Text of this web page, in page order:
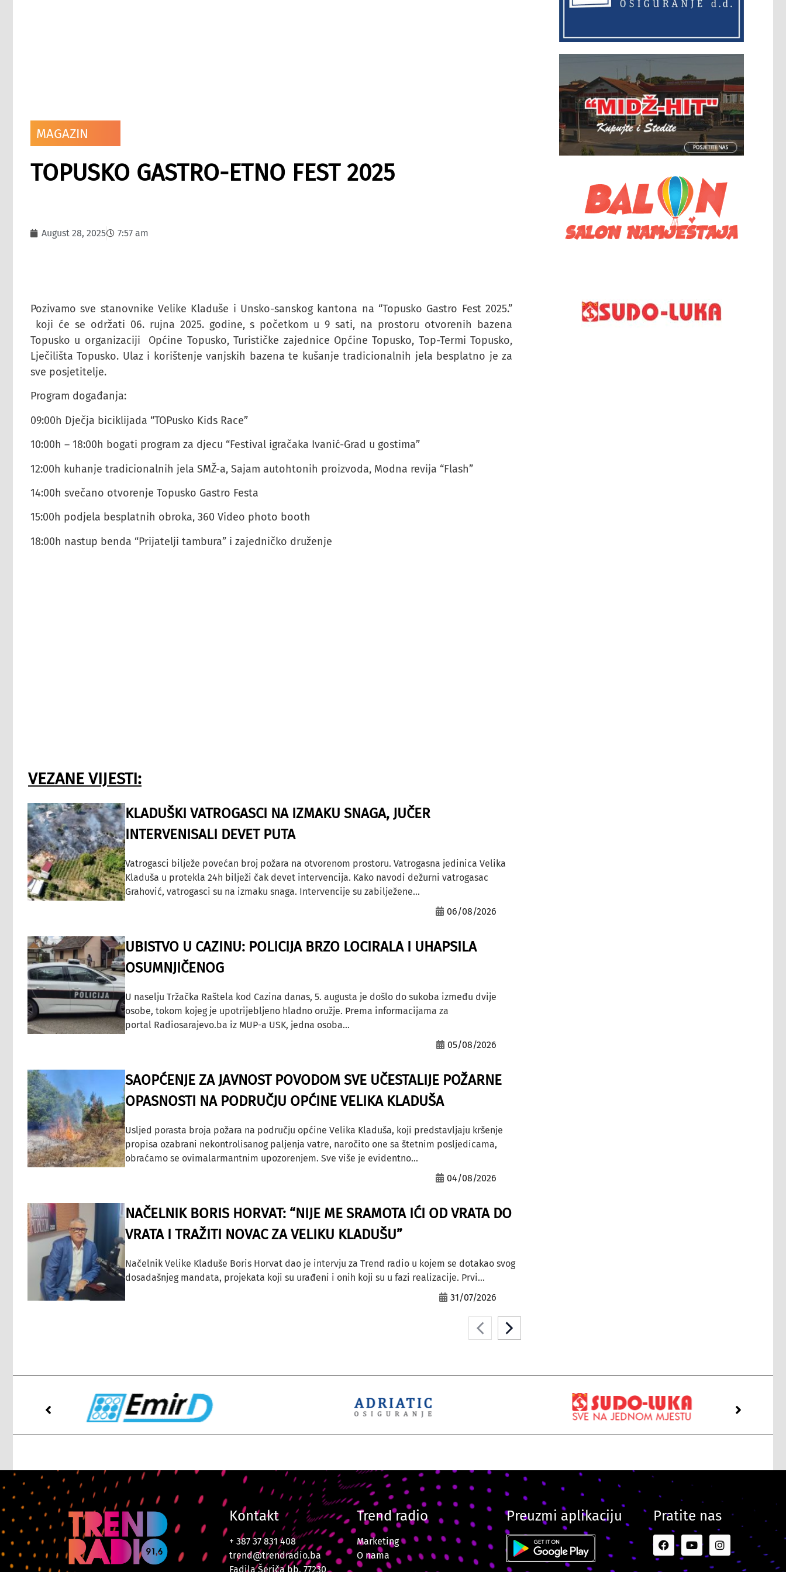
MAGAZIN
TOPUSKO GASTRO-ETNO FEST 2025
August 28, 2025 7:57 am
Pozivamo sve stanovnike Velike Kladuše i Unsko-sanskog kantona na “Topusko Gastro Fest 2025.”
koji će se održati 06. rujna 2025. godine, s početkom u 9 sati, na prostoru otvorenih bazena
Topusko u organizaciji Općine Topusko, Turističke zajednice Općine Topusko, Top-Termi Topusko,
Lječilišta Topusko. Ulaz i korištenje vanjskih bazena te kušanje tradicionalnih jela besplatno je za
sve posjetitelje.
Program događanja:
09:00h Dječja biciklijada “TOPusko Kids Race”
10:00h – 18:00h bogati program za djecu “Festival igračaka Ivanić-Grad u gostima”
12:00h kuhanje tradicionalnih jela SMŽ-a, Sajam autohtonih proizvoda, Modna revija “Flash”
14:00h svečano otvorenje Topusko Gastro Festa
15:00h podjela besplatnih obroka, 360 Video photo booth
18:00h nastup benda “Prijatelji tambura” i zajedničko druženje
VEZANE VIJESTI:
KLADUŠKI VATROGASCI NA IZMAKU SNAGA, JUČER
INTERVENISALI DEVET PUTA
Vatrogasci bilježe povećan broj požara na otvorenom prostoru. Vatrogasna jedinica Velika
Kladuša u protekla 24h bilježi čak devet intervencija. Kako navodi dežurni vatrogasac
Grahović, vatrogasci su na izmaku snaga. Intervencije su zabilježene...
06/08/2026
UBISTVO U CAZINU: POLICIJA BRZO LOCIRALA I UHAPSILA
OSUMNJIČENOG
U naselju Tržačka Raštela kod Cazina danas, 5. augusta je došlo do sukoba između dvije
osobe, tokom kojeg je upotrijebljeno hladno oružje. Prema informacijama za
portal Radiosarajevo.ba iz MUP-a USK, jedna osoba...
05/08/2026
SAOPĆENJE ZA JAVNOST POVODOM SVE UČESTALIJE POŽARNE
OPASNOSTI NA PODRUČJU OPĆINE VELIKA KLADUŠA
Usljed porasta broja požara na području općine Velika Kladuša, koji predstavljaju kršenje
propisa ozabrani nekontrolisanog paljenja vatre, naročito one sa štetnim posljedicama,
obraćamo se ovimalarmantnim upozorenjem. Sve više je evidentno...
04/08/2026
NAČELNIK BORIS HORVAT: “NIJE ME SRAMOTA IĆI OD VRATA DO
VRATA I TRAŽITI NOVAC ZA VELIKU KLADUŠU”
Načelnik Velike Kladuše Boris Horvat dao je intervju za Trend radio u kojem se dotakao svog
dosadašnjeg mandata, projekata koji su urađeni i onih koji su u fazi realizacije. Prvi...
31/07/2026
Kontakt
+ 387 37 831 408
trend@trendradio.ba
Fadila Šeriča bb, 77230
Trend radio
Marketing
O nama
Preuzmi aplikaciju Pratite nas